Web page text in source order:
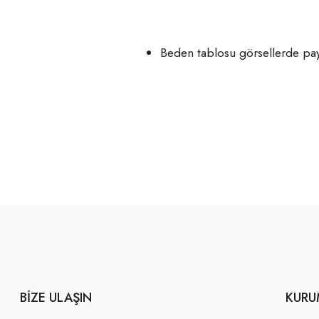
Beden tablosu görsellerde
BIZE ULAŞIN